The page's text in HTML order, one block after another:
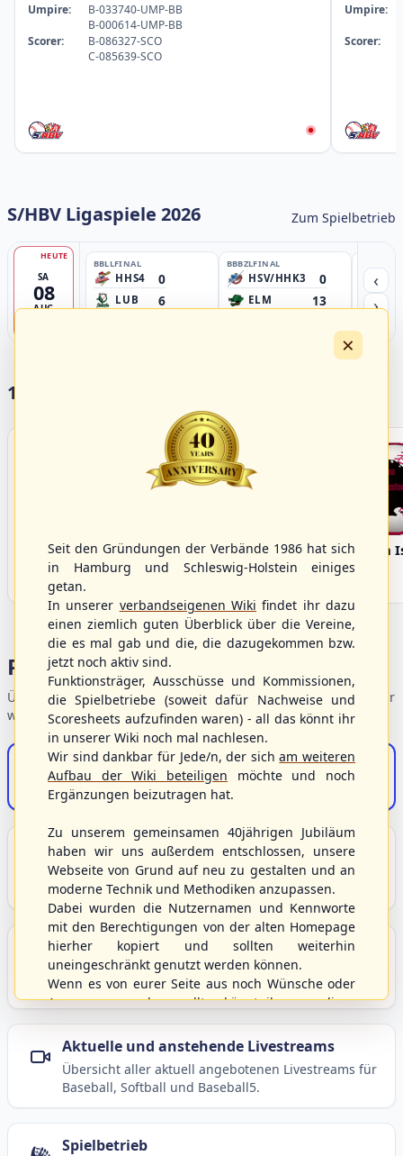
Umpire:
B-033740-UMP-BB
B-000614-UMP-BB
Scorer:
B-086327-SCO
C-085639-SCO
Umpire:
Scorer:
S/HBV Ligaspiele 2026 Zum Spielbetrieb
SA
08
AUG
HEUTE
BBLLFINAL
HHS4 0
LUB 6
BBBZLFINAL
HSV/HHK3 0
ELM 13
‹
›
17 Vereine im S/HBV
Bargenstedt
Beavers
Elmshorn Alligators Fehmarn
Portalbereiche
Übersicht der Verbandsbereiche – wählen Sie einen Einstieg für
weiterführende Informationen.
S/HBV-Shop
Der Onlineshop des S/HBV
Unser Sport
Grundlagen und Hintergründe zu Baseball, Softball
und Baseball5.
Berichte und Neuigkeiten
Aktuelle Meldungen, Berichte und Nachrichten aus
dem S/HBV, Deutschland und der Welt.
Aktuelle und anstehende Livestreams
Übersicht aller aktuell angebotenen Livestreams für
Baseball, Softball und Baseball5.
Spielbetrieb
×
Seit den Gründungen der Verbände 1986 hat sich
in Hamburg und Schleswig-Holstein einiges
getan.
In unserer verbandseigenen Wiki findet ihr dazu
einen ziemlich guten Überblick über die Vereine,
die es mal gab und die, die dazugekommen bzw.
jetzt noch aktiv sind.
Funktionsträger, Ausschüsse und Kommissionen,
die Spielbetriebe (soweit dafür Nachweise und
Scoresheets aufzufinden waren) - all das könnt ihr
in unserer Wiki noch mal nachlesen.
Wir sind dankbar für Jede/n, der sicham weiteren
Aufbau der Wiki beteiligen möchte und noch
Ergänzungen beizutragen hat.
Zu unserem gemeinsamen 40jährigen Jubiläum
haben wir uns außerdem entschlossen, unsere
Webseite von Grund auf neu zu gestalten und an
moderne Technik und Methodiken anzupassen.
Dabei wurden die Nutzernamen und Kennworte
mit den Berechtigungen von der alten Homepage
hierher kopiert und sollten weiterhin
uneingeschränkt genutzt werden können.
Wenn es von eurer Seite aus noch Wünsche oder
Anregungen geben sollte, könnt ihr uns diese
gerne an die Verbandsadresseinfo@shbvnet.de
schicken.